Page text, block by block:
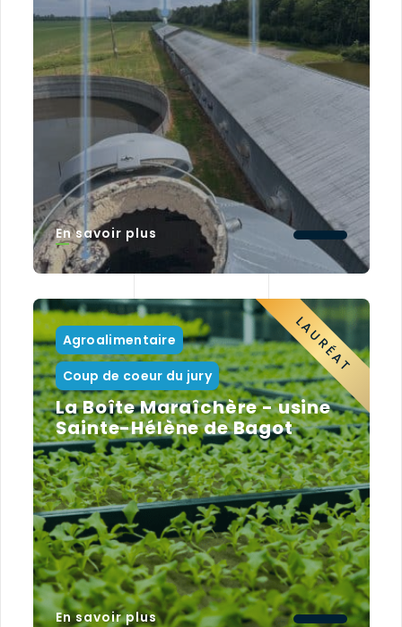
En savoir plus
LAURÉAT
Agroalimentaire
Coup de coeur du jury
La Boîte Maraîchère - usine
Sainte-Hélène de Bagot
En savoir plus